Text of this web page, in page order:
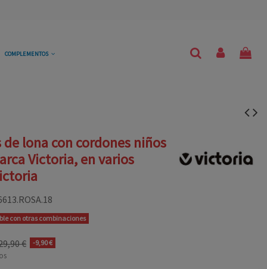
COMPLEMENTOS
lona con cordones niños
Victoria, en varios
con otras combinaciones
€ -9,90 €